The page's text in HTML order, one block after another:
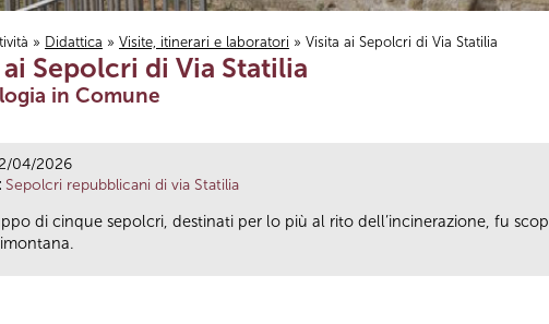
» Didattica » Visite, itinerari e laboratori » Visita ai Sepolcri di Via Statilia
Sepolcri di Via Statilia
in Comune
04/2026
Sepolcri repubblicani di via Statilia
di cinque sepolcri, destinati per lo più al rito dell’incinerazione, fu